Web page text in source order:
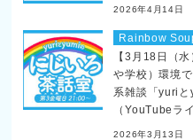
2026年4月14日
Rainbow
【3月18日（
や学校）環境
系雑談「yuriと
（YouTubeラ
2026年3月13日